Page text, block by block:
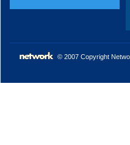
© 2007 Copyright